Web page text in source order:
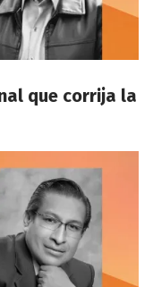
que corrija la